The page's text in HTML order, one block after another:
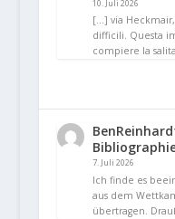
10. Juli 2026
[…] via
difficili. Questa
compiere la
7. Juli 2026
Ich finde es
aus dem
übertragen.